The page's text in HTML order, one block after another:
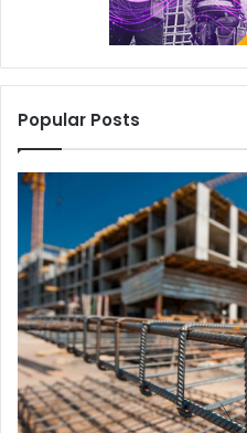
Popular Posts